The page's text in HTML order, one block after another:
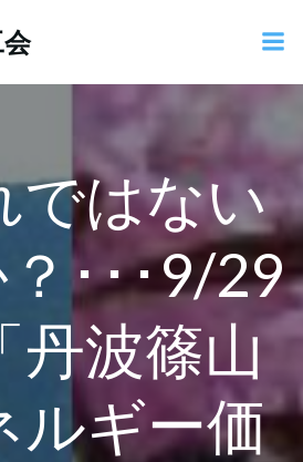
ン
キ
ッ
ではない
･･･9/29
丹波篠山
ルギー価